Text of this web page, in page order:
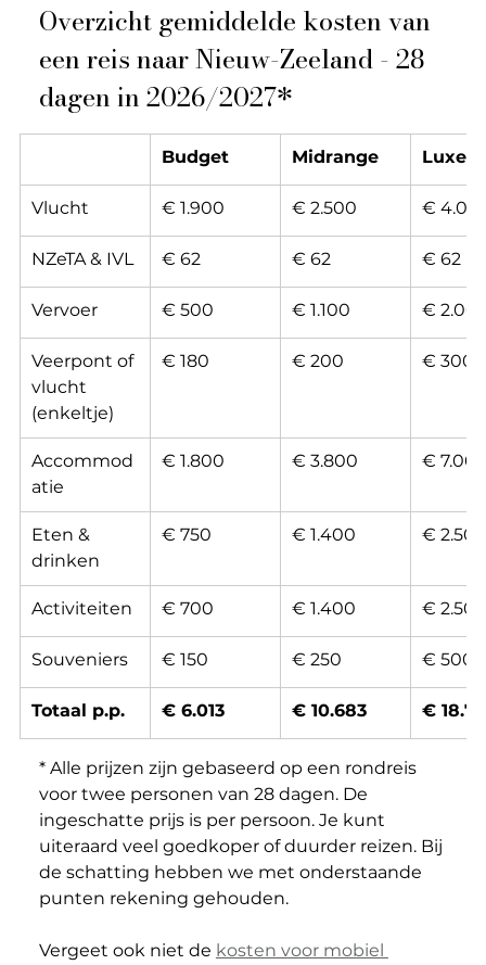
Overzicht gemiddelde kosten van
een reis naar Nieuw-Zeeland - 28
dagen in 2026/2027*
Budget Midrange Luxe
Vlucht € 1.900 € 2.500 €
NZeTA & IVL € 62 € 62 € 62
Vervoer € 500 € 1.100 €
Veerpont of
vlucht
(enkeltje)
€ 180 € 200 € 300
Accommod
atie
€ 1.800 € 3.800 €
Eten &
drinken
€ 750 € 1.400 € 2.500
Activiteiten € 700 € 1.400 € 2.500
Souveniers € 150 € 250 € 500
Totaal p.p. € 6.013 € 10.683 €
* Alle prijzen zijn gebaseerd op een rondreis
voor twee personen van 28 dagen. De
ingeschatte prijs is per persoon. Je kunt
uiteraard veel goedkoper of duurder reizen. Bij
de schatting hebben we met onderstaande
punten rekening gehouden.
Vergeet ook niet de kosten voor mobiel